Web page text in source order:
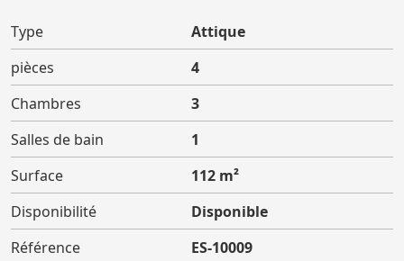
Type
Attique
pièces
4
Chambres
3
Salles de bain
1
Surface
112 m²
Disponibilité
Disponible
Référence
ES-10009